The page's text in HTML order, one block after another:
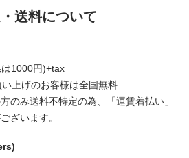
送料について
は1000円)+tax
上げのお客様は全国無料
のみ送料不特定の為、「運賃着払い」
ざいます。